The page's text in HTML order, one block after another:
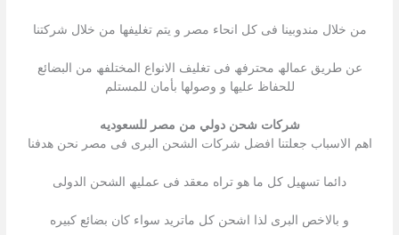
من خلال مندوبینا فى كل انحاء مصر و یتم تغلیفھا من خلال شركتنا
عن طریق عمالھ محترفھ فى تغلیف الانواع المختلفھ من البضائع
للحفاظ علیھا و وصولھا بأمان للمستلم
شركات شحن دولي من مصر للسعوديه
اھم الاسباب جعلتنا افضل شركات الشحن البرى فى مصر نحن ھدفنا
دائما تسھیل كل ما ھو تراه معقد فى عملیھ الشحن الدولى
و بالاخص البرى لذا اشحن كل ماترید سواء كان بضائع كبیره